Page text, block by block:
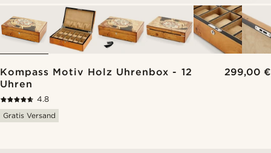
Kompass Motiv Holz Uhrenbox - 12
Uhren
299,00 €
4.8
Gratis Versand